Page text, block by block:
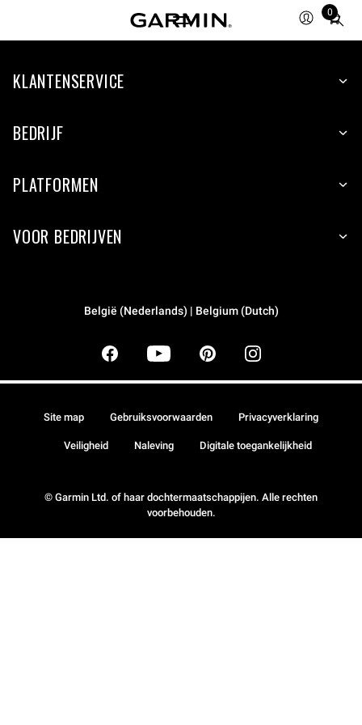
0
Total
items
cart:
KLANTENSERVICE
BEDRIJF
PLATFORMEN
VOOR BEDRIJVEN
België (Nederlands) | Belgium (Dutch)
© Garmin Ltd. of haar dochtermaatschappijen. Alle rechten
voorbehouden.
Site map Gebruiksvoorwaarden Privacyverklaring
Veiligheid Naleving Digitale toegankelijkheid